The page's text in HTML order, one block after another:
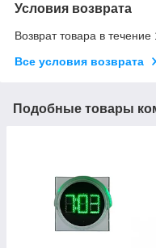
Условия возврата
Возврат товара в
Все условия возврата
Подобные товары